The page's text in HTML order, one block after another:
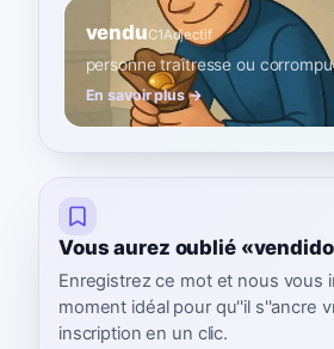
venduC1Adjectif
personne traîtresse ou
En savoir plus →
Vous aurez oublié
Enregistrez ce mot et nous vous
moment idéal pour qu''il s''ancre
inscription en un clic.